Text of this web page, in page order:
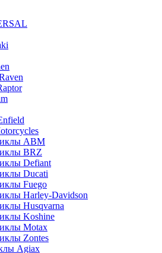
ABM
BRZ
Defiant
Ducati
Fuego
Harley-Davidson
Husqvarna
Koshine
Motax
Zontes
Agiax